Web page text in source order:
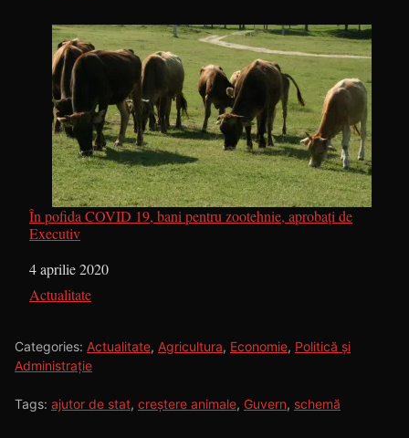
În pofida COVID 19, bani pentru zootehnie, aprobați de
Executiv
Dată
4 aprilie 2020
În legătură cu
Actualitate
Categories: Actualitate, Agricultura, Economie, Politică și
Administrație
Tags: ajutor de stat, creștere animale, Guvern, schemă